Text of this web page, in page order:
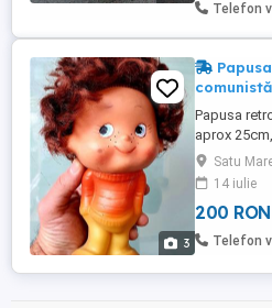
Telefon
3
Papusa
aprox
anticupata
Satu
14 iulie
200 RON
Telefon